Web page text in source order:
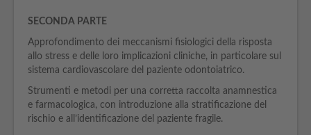
SECONDA PARTE
Approfondimento dei meccanismi fisiologici della risposta
allo stress e delle loro implicazioni cliniche, in particolare sul
sistema cardiovascolare del paziente odontoiatrico.
Strumenti e metodi per una corretta raccolta anamnestica
e farmacologica, con introduzione alla stratificazione del
rischio e all’identificazione del paziente fragile.